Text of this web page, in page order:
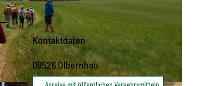
Kontaktdaten
09526Olbernhau